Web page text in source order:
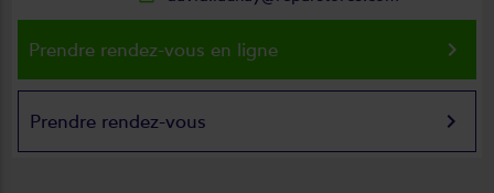
Prendre rendez-vous en ligne keyboard_arrow_right
Prendre rendez-vous keyboard_arrow_right